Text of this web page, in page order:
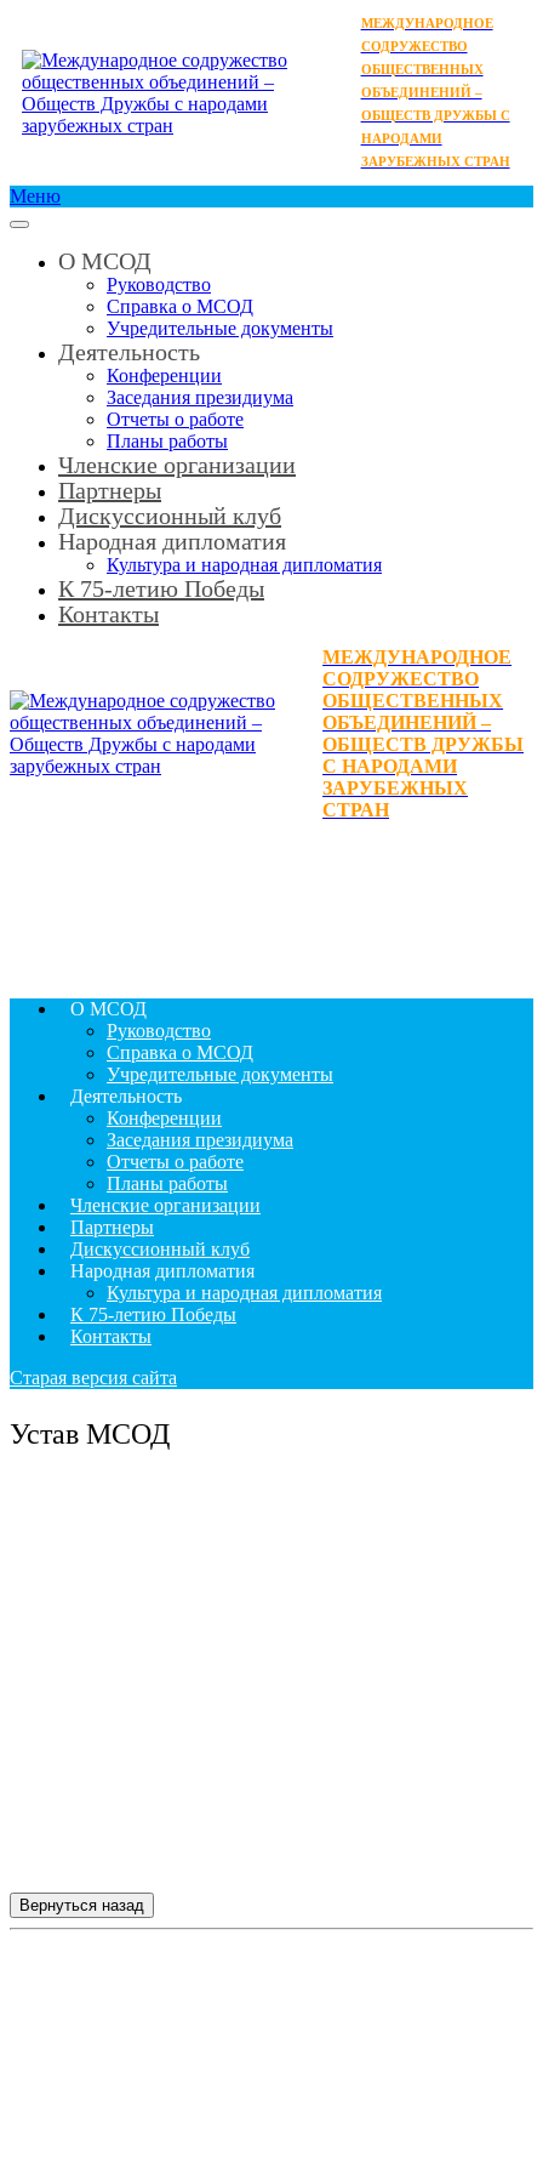
МЕЖДУНАРОДНОЕ
СОДРУЖЕСТВО
ОБЩЕСТВЕННЫХ
ОБЪЕДИНЕНИЙ –
ОБЩЕСТВ ДРУЖБЫ С
НАРОДАМИ
ЗАРУБЕЖНЫХ СТРАН
Меню
О МСОД
Руководство
Справка о МСОД
Учредительные документы
Деятельность
Конференции
Заседания президиума
Отчеты о работе
Планы работы
Членские организации
Партнеры
Дискуссионный клуб
Народная дипломатия
Культура и народная дипломатия
К 75-летию Победы
Контакты
МЕЖДУНАРОДНОЕ
СОДРУЖЕСТВО
ОБЩЕСТВЕННЫХ
ОБЪЕДИНЕНИЙ –
ОБЩЕСТВ ДРУЖБЫ
С НАРОДАМИ
ЗАРУБЕЖНЫХ
СТРАН
О МСОД
Руководство
Справка о МСОД
Учредительные документы
Деятельность
Конференции
Заседания президиума
Отчеты о работе
Планы работы
Членские организации
Партнеры
Дискуссионный клуб
Народная дипломатия
Культура и народная дипломатия
К 75-летию Победы
Контакты
Старая версия сайта
Устав МСОД
Вернуться назад